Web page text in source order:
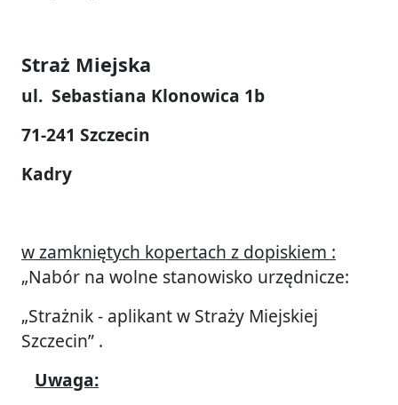
Straż Miejska
ul. Sebastiana Klonowica 1b
71-241 Szczecin
Kadry
w zamkniętych kopertach z dopiskiem :
„Nabór na wolne stanowisko urzędnicze:
„Strażnik - aplikant w Straży Miejskiej
Szczecin” .
Uwaga: